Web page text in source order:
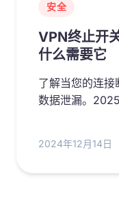
安全
VPN终止开
什么需要它
了解当您的连
数据泄漏。
2024年12月14日